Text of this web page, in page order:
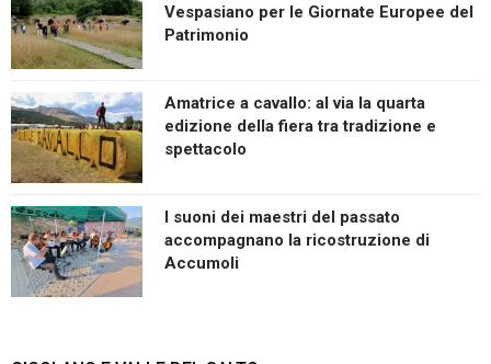
Vespasiano per le Giornate Europee del
Patrimonio
Amatrice a cavallo: al via la quarta
edizione della fiera tra tradizione e
spettacolo
I suoni dei maestri del passato
accompagnano la ricostruzione di
Accumoli